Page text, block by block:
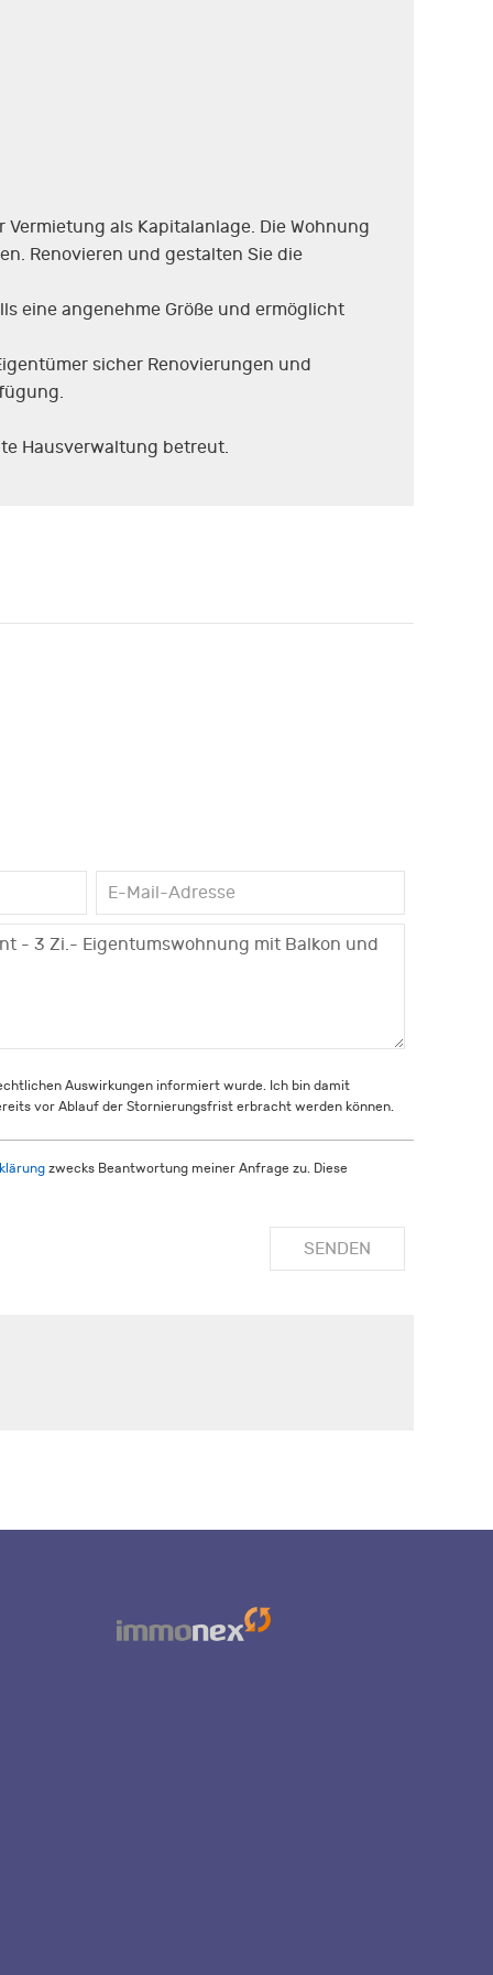
als Kapitalanlage. Die Wohnung
Renovieren und gestalten Sie die
eine angenehme Größe und ermöglicht
sicher Renovierungen und
Hausverwaltung betreut.
Auswirkungen informiert wurde. Ich bin damit
vor Ablauf der Stornierungsfrist erbracht werden können.
zwecks Beantwortung meiner Anfrage zu. Diese
SENDEN